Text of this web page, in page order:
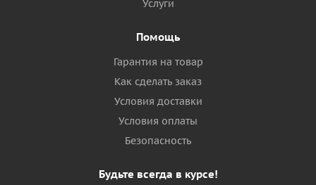
Услуги
Помощь
Гарантия на товар
Как сделать заказ
Условия доставки
Условия оплаты
Безопасность
Будьте всегда в курсе!